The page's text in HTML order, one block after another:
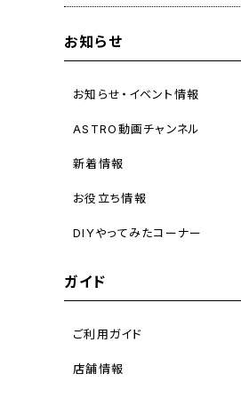
お知らせ
お知らせ・イベント情報
ASTRO動画チャンネル
新着情報
お役立ち情報
DIYやってみたコーナー
ガイド
ご利用ガイド
店舗情報